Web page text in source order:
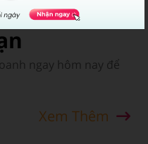
có thể
ngay hôm nay để
Xem Thêm